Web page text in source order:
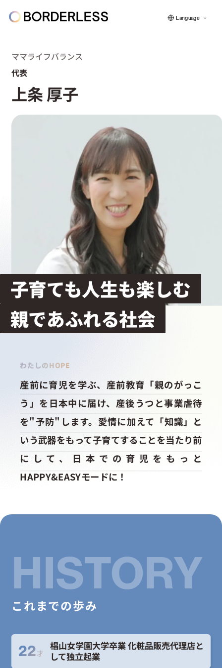
ボーダレスについて
グループの仕組み
ソーシャルビジネス
フェロー紹介
採用情報
起業家になる
アライになる
イベント
プレスルーム
お問い合わせ
Language
ママライフバランス
代表
上条 厚子
わたしのHOPE
子育ても人生も楽しむ
親であふれる社会
産前に育児を学ぶ、産前教育「親のがっこ
う」を日本中に届け、産後うつと事業虐待
を"予防"します。愛情に加えて「知識」と
いう武器をもって子育てすることを当たり前
にして、日本での育児をもっと
HAPPY&EASYモードに！
HISTORY
これまでの歩み
22才
椙山女学園大学卒業 化粧品販売代理店と
して独立起業